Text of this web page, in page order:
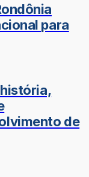
para
de